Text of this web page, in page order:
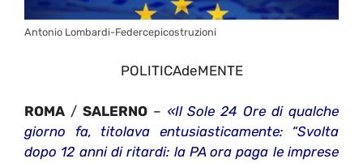
Antonio Lombardi-Federcepicostruzioni
POLITICAdeMENTE
ROMA / SALERNO– «Il Sole 24 Ore di qualche
giorno fa, titolava entusiasticamente: “Svolta
dopo 12 anni di ritardi: la PA ora paga le imprese